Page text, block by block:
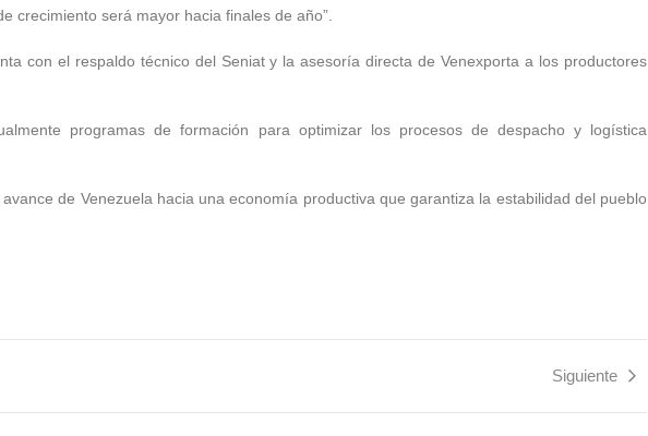
crecimiento será mayor hacia finales de año”.
con el respaldo técnico del Seniat y la asesoría directa de Venexporta a los productores
programas de formación para optimizar los procesos de despacho y logística
de Venezuela hacia una economía productiva que garantiza la estabilidad del pueblo
Siguiente